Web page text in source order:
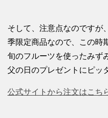
そして、注意点なのですが
季限定商品なので、この時
旬のフルーツを使ったみず
父の日のプレゼントにピッ
公式サイトから注文はこち